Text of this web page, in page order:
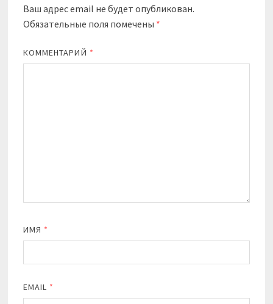
Ваш адрес email не будет опубликован.
Обязательные поля помечены *
КОММЕНТАРИЙ *
ИМЯ *
EMAIL *